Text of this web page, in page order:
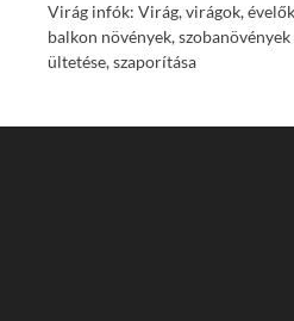
Virág infók: Virág, virágok,
balkon növények,
ültetése, szaporítása